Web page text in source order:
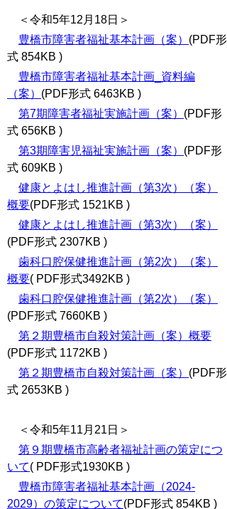
＜令和5年12月18日＞
豊橋市障害者福祉基本計画（案） (PDF形
式 854KB )
豊橋市障害者福祉基本計画_資料編
（案） (PDF形式 6463KB )
第7期障害者福祉実施計画（案） (PDF形
式 656KB )
第3期障害児福祉実施計画（案） (PDF形
式 609KB )
健康とよはし推進計画（第3次）（案）
概要(PDF形式 1521KB )
健康とよはし推進計画（第3次）（案）
(PDF形式 2307KB )
歯科口腔保健推進計画（第2次）（案）
概要( PDF形式3492KB )
歯科口腔保健推進計画（第2次）（案）
(PDF形式 7660KB )
第２期豊橋市自殺対策計画（案）概要
(PDF形式 1172KB )
第２期豊橋市自殺対策計画（案） (PDF形
式 2653KB )
＜令和5年11月21日＞
第９期豊橋市高齢者福祉計画の策定につ
いて( PDF形式1930KB )
豊橋市障害者福祉基本計画（2024-
2029）の策定について(PDF形式 854KB )